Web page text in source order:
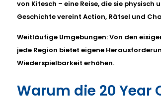
von Kitesch – eine Reise, die sie
Geschichte vereint Action, Rätsel und
Weitläufige Umgebungen: Von den
jede Region bietet eigene
Wiederspielbarkeit erhöhen.
Warum die 20 Year